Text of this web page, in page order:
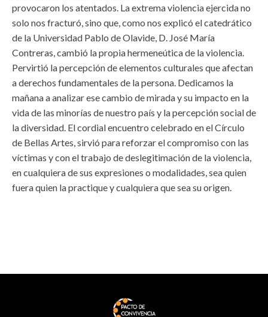
provocaron los atentados. La extrema violencia ejercida no
solo nos fracturó, sino que, como nos explicó el catedrático
de la Universidad Pablo de Olavide, D. José María
Contreras, cambió la propia hermeneútica de la violencia.
Pervirtió la percepción de elementos culturales que afectan
a derechos fundamentales de la persona. Dedicamos la
mañana a analizar ese cambio de mirada y su impacto en la
vida de las minorías de nuestro país y la percepción social de
la diversidad. El cordial encuentro celebrado en el Círculo
de Bellas Artes, sirvió para reforzar el compromiso con las
víctimas y con el trabajo de deslegitimación de la violencia,
en cualquiera de sus expresiones o modalidades, sea quien
fuera quien la practique y cualquiera que sea su origen.